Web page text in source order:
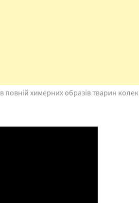
химерних образів тварин